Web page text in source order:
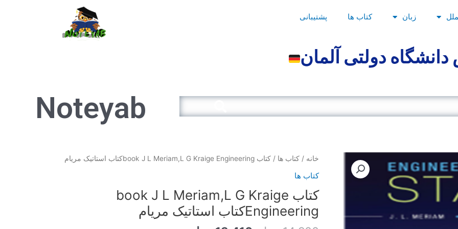
زبان کتاب ها پشتیبانی
دولتی آلمان
Search
Noteyab
خانه / کتاب ها / کتاب book J L Meriam,L G Kraige Engineeringکتاب استاتیک مریام
کتاب ها
کتاب book J L Meriam,L G Kraige
Engineeringکتاب استاتیک مریام
قیمت
بود.
قیمت
است.
کتاب
book
L
Meriam,L
G